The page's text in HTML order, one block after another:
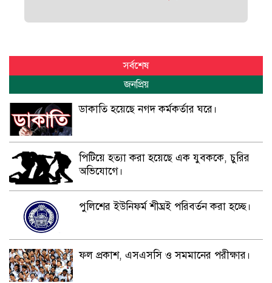
সর্বশেষ
জনপ্রিয়
ডাকাতি হয়েছে নগদ কর্মকর্তার ঘরে।
পিটিয়ে হত্যা করা হয়েছে এক যুবককে, চুরির
অভিযোগে।
পুলিশের ইউনিফর্ম শীঘ্রই পরিবর্তন করা হচ্ছে।
ফল প্রকাশ, এসএসসি ও সমমানের পরীক্ষার।